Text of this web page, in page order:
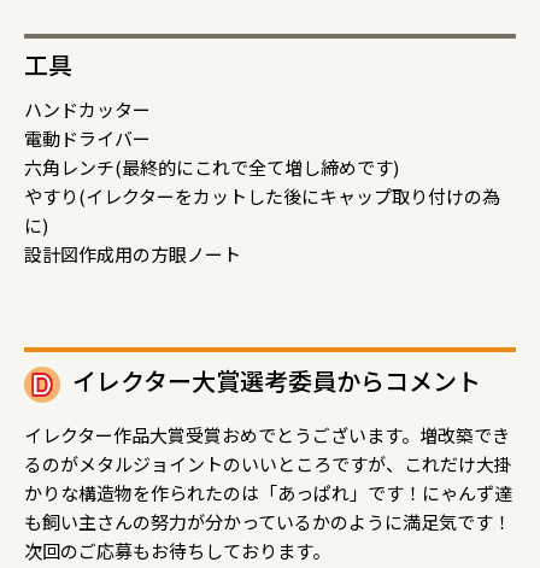
工具
ハンドカッター
電動ドライバー
六角レンチ(最終的にこれで全て増し締めです)
やすり(イレクターをカットした後にキャップ取り付けの為
に)
設計図作成用の方眼ノート
イレクター大賞選考委員からコメント
イレクター作品大賞受賞おめでとうございます。増改築でき
るのがメタルジョイントのいいところですが、これだけ大掛
かりな構造物を作られたのは「あっぱれ」です！にゃんず達
も飼い主さんの努力が分かっているかのように満足気です！
次回のご応募もお待ちしております。